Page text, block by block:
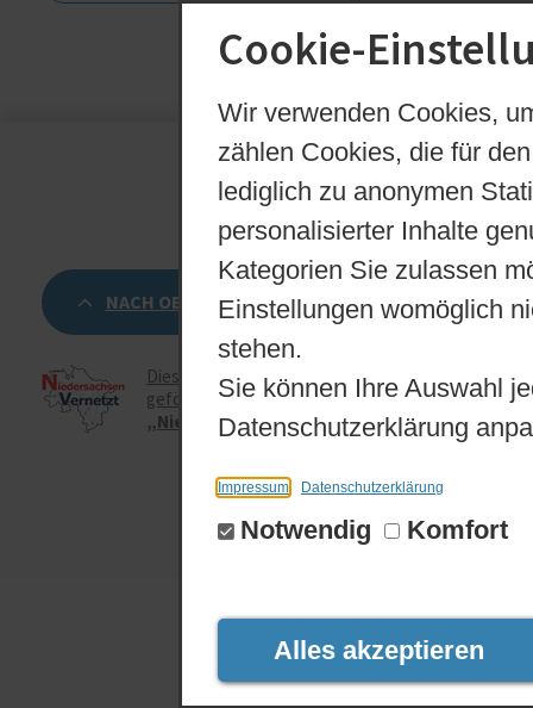
Cookie-
Wir verwenden Cookies,
zählen Cookies, die für
lediglich zu anonymen
personalisierter Inhalte
Kategorien Sie zulassen
Einstellungen womöglich
stehen.
Sie können Ihre Auswahl
Datenschutzerklärung
Impressum Datenschutzerklärung
Notwendig Komfort
Alles akzeptieren
zurück
NACH OBEN
Diese Webseite wird
gefördert durch die Initiative
„Niedersachsen vernetzt“